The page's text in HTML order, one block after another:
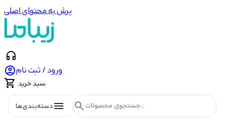
پرش به محتوای اصلی
headphones
ورود / ثبت نام
 سبد خرید
menuدسته‌بندی‌ها search